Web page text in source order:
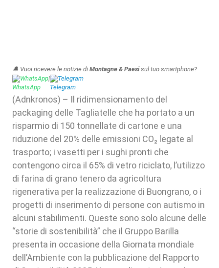
🔔 Vuoi ricevere le notizie di Montagne & Paesisul tuo smartphone?
WhatsApp| Telegram
(Adnkronos) – Il ridimensionamento del
packaging delle Tagliatelle che ha portato a un
risparmio di 150 tonnellate di cartone e una
riduzione del 20% delle emissioni CO₂ legate al
trasporto; i vasetti per i sughi pronti che
contengono circa il 65% di vetro riciclato, l’utilizzo
di farina di grano tenero da agricoltura
rigenerativa per la realizzazione di Buongrano, o i
progetti di inserimento di persone con autismo in
alcuni stabilimenti. Queste sono solo alcune delle
“storie di sostenibilità” che il Gruppo Barilla
presenta in occasione della Giornata mondiale
dell’Ambiente con la pubblicazione del Rapporto